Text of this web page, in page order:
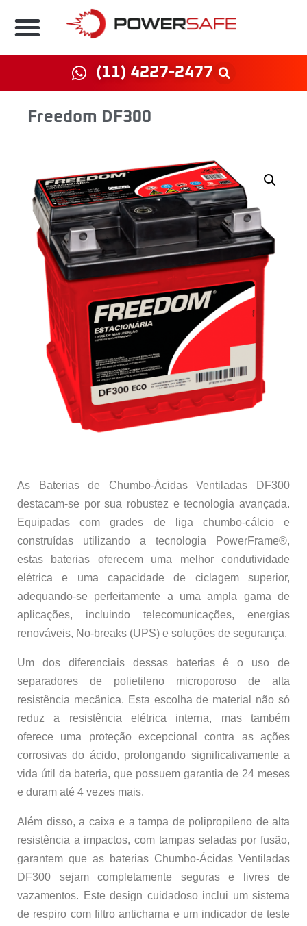
(11) 4227-2477
Freedom DF300
As Baterias de Chumbo-Ácidas Ventiladas DF300
destacam-se por sua robustez e tecnologia avançada.
Equipadas com grades de liga chumbo-cálcio e
construídas utilizando a tecnologia PowerFrame®,
estas baterias oferecem uma melhor condutividade
elétrica e uma capacidade de ciclagem superior,
adequando-se perfeitamente a uma ampla gama de
aplicações, incluindo telecomunicações, energias
renováveis, No-breaks (UPS) e soluções de segurança.
Um dos diferenciais dessas baterias é o uso de
separadores de polietileno microporoso de alta
resistência mecânica. Esta escolha de material não só
reduz a resistência elétrica interna, mas também
oferece uma proteção excepcional contra as ações
corrosivas do ácido, prolongando significativamente a
vida útil da bateria, que possuem garantia de 24 meses
e duram até 4 vezes mais.
Além disso, a caixa e a tampa de polipropileno de alta
resistência a impactos, com tampas seladas por fusão,
garantem que as baterias Chumbo-Ácidas Ventiladas
DF300 sejam completamente seguras e livres de
vazamentos. Este design cuidadoso inclui um sistema
de respiro com filtro antichama e um indicador de teste